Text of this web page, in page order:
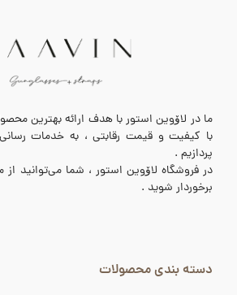
ما در لاۆوین استور با هدف ارائه بهترین
با کیفیت و قیمت رقابتی ، به خدمات
پردازیم .
در فروشگاه لاۆوین استور ، شما می‌توانید از
برخوردار شوید .
دسته بندی محصولات